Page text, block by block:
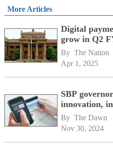
More Articles
Digital
grow in Q2
By The Nation
Apr 1, 2025
SBP
innovation,
By The Dawn
Nov 30, 2024